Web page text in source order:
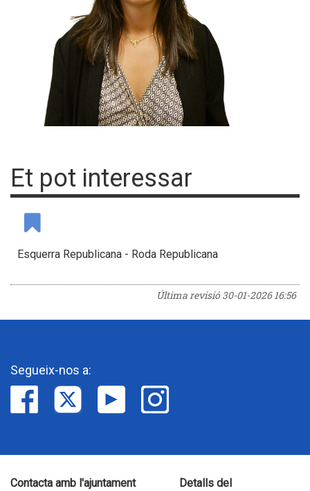
Et pot interessar
Esquerra Republicana - Roda Republicana
Última revisió30-01-2026 16:56
Segueix-nos a:
Contacta amb l'ajuntament
Detalls del